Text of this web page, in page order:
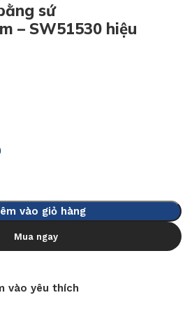
sứ
– SW51530 hiệu
vào giỏ hàng
Mua ngay
vào yêu thích